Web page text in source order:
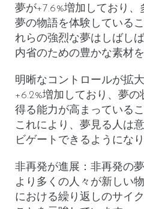
夢が+7.6%増加しており
夢の物語を体験している
れらの強烈な夢はしばし
内省のための豊かな素材
明晰なコントロールが拡大
+6.2%増加しており、夢
得る能力が高まっている
これにより、夢見る人は
ビゲートできるようになり
非再発が進展 ：非再発の
より多くの人々が新しい
における繰り返しのサイ